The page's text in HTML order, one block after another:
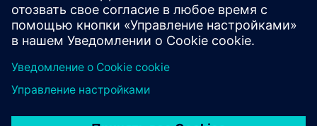
scrap ...
Узнайте больше